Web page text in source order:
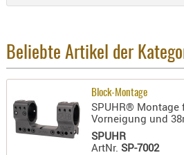
Beliebte Artikel der
Block-Montage
SPUHR® Montage
Vorneigung und
SPUHR
ArtNr.SP-7002